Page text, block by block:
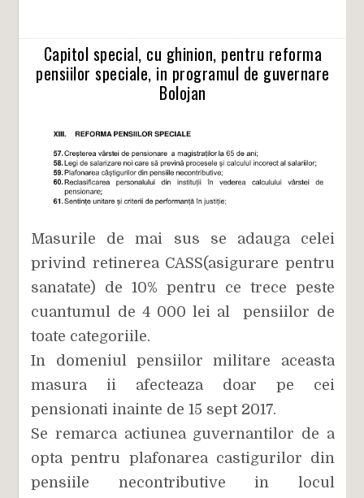
Capitol special, cu ghinion, pentru reforma
pensiilor speciale, in programul de guvernare
Bolojan
Masurile de mai sus se adauga celei
privind retinerea CASS(asigurare pentru
sanatate) de 10% pentru ce trece peste
cuantumul de 4 000 lei al pensiilor de
toate categoriile.
In domeniul pensiilor militare aceasta
masura ii afecteaza doar pe cei
pensionati inainte de 15 sept 2017.
Se remarca actiunea guvernantilor de a
opta pentru plafonarea castigurilor din
pensiile necontributive in locul